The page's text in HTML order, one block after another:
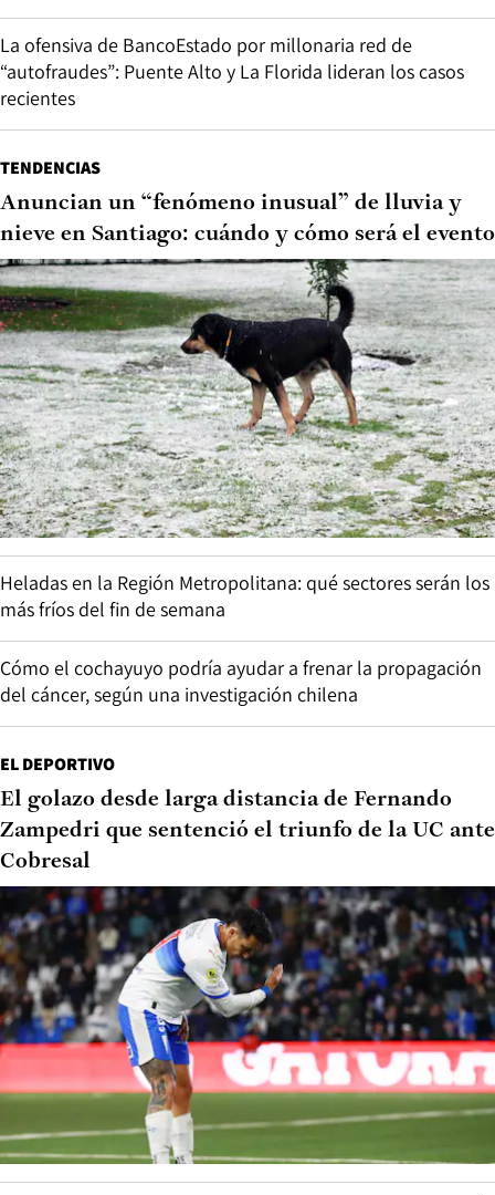
La ofensiva de BancoEstado por millonaria red de
“autofraudes”: Puente Alto y La Florida lideran los casos
recientes
TENDENCIAS
Anuncian un “fenómeno inusual” de lluvia y
nieve en Santiago: cuándo y cómo será el evento
Heladas en la Región Metropolitana: qué sectores serán los
más fríos del fin de semana
Cómo el cochayuyo podría ayudar a frenar la propagación
del cáncer, según una investigación chilena
EL DEPORTIVO
El golazo desde larga distancia de Fernando
Zampedri que sentenció el triunfo de la UC ante
Cobresal